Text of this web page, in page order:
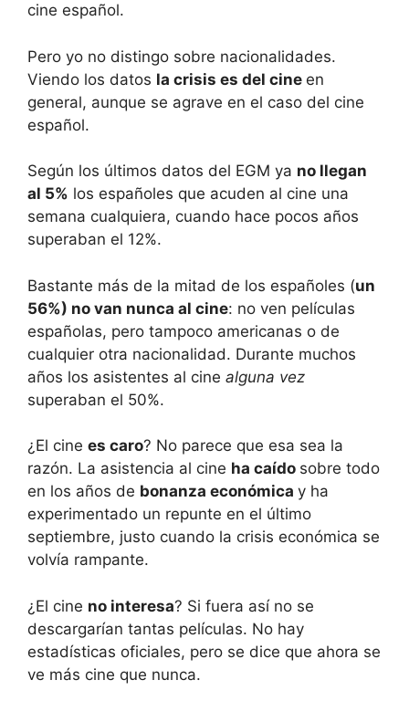
cine español.
Pero yo no distingo sobre nacionalidades.
Viendo los datos la crisis es del cine en
general, aunque se agrave en el caso del cine
español.
Según los últimos datos del EGM ya no llegan
al 5% los españoles que acuden al cine una
semana cualquiera, cuando hace pocos años
superaban el 12%.
Bastante más de la mitad de los españoles (un
56%) no van nunca al cine: no ven películas
españolas, pero tampoco americanas o de
cualquier otra nacionalidad. Durante muchos
años los asistentes al cine alguna vez
superaban el 50%.
¿El cine es caro? No parece que esa sea la
razón. La asistencia al cine ha caído sobre todo
en los años de bonanza económica y ha
experimentado un repunte en el último
septiembre, justo cuando la crisis económica se
volvía rampante.
¿El cine no interesa? Si fuera así no se
descargarían tantas películas. No hay
estadísticas oficiales, pero se dice que ahora se
ve más cine que nunca.